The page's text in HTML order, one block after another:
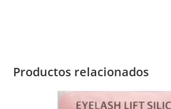
Productos relacionados